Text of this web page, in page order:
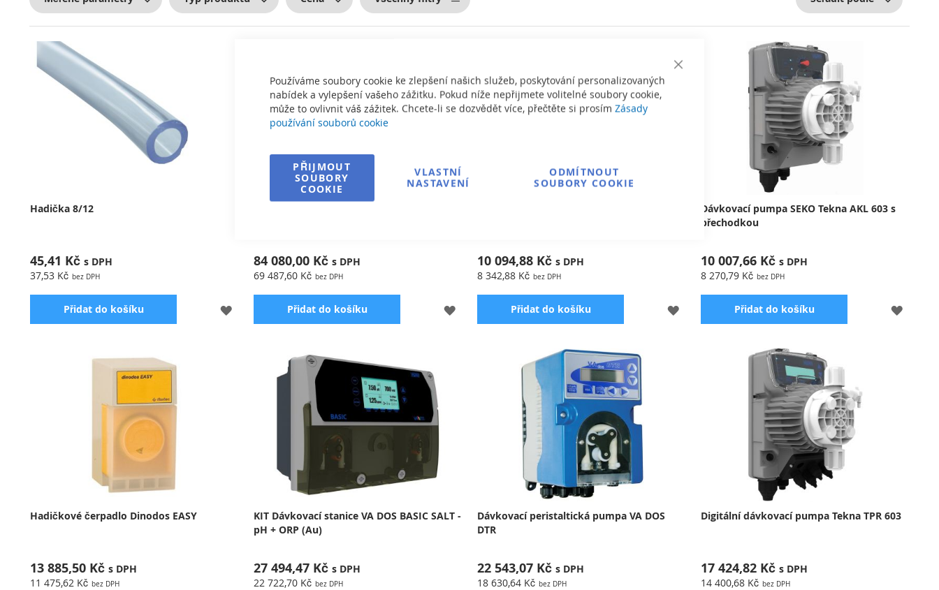
Close
Používáme soubory cookie ke zlepšení našich služeb, poskytování personalizovaných
nabídek a vylepšení vašeho zážitku. Pokud níže nepřijmete volitelné soubory cookie,
může to ovlivnit váš zážitek. Chcete-li se dozvědět více, přečtěte si prosím Zásady
používání souborů cookie
PŘIJMOUT
SOUBORY
COOKIE
VLASTNÍ
NASTAVENÍ
ODMÍTNOUT
SOUBORY COOKIE
Hadička 8/12
45,41 Kč
37,53 Kč
Přidat do košíku
PŘIDAT
OBLÍBENÝM
Příslušenství k monitorovací a dávkovací
84 080,00 Kč
69 487,60 Kč
Přidat do košíku
PŘIDAT
Stanice Kontrol K40 slouží k měření volného
chlóru
10 094,88 Kč
8 342,88 Kč
Přidat do košíku
PŘIDAT
Digitálně časově řízená pumpa pro
dávkování flokulantu, hlídání hladiny
Dávkovací pumpa SEKO Tekna AKL 603 s
přechodkou
10 007,66 Kč
8 270,79 Kč
Přidat do košíku
PŘIDAT
S konstantním průtokem s možností
regulace výkonu, určená pro automatické
dávkovací stanice K800
Hadičkové čerpadlo Dinodos EASY
13 885,50 Kč
11 475,62 Kč
KIT Dávkovací stanice VA DOS BASIC SALT -
pH + ORP (Au)
27 494,47 Kč
22 722,70 Kč
Dávkovací peristaltická pumpa VA DOS
DTR
22 543,07 Kč
18 630,64 Kč
Digitální dávkovací pumpa Tekna TPR 603
17 424,82 Kč
14 400,68 Kč